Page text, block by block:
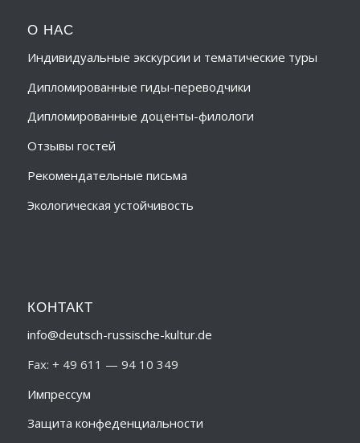
О НАС
Индивидуальные экскурсии и тематические туры
Дипломированные гиды-переводчики
Дипломированные доценты-филологи
Отзывы гостей
Рекомендательные письма
Экологическая устойчивость
КОНТАКТ
info@deutsch-russische-kultur.de
Fax: + 49 611 — 94 10 349
Импрессум
Защита конфеденциальности